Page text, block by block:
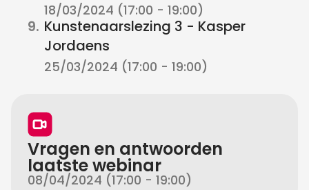
18/03/2024 (17:00 - 19:00)
9. Kunstenaarslezing 3 - Kasper
Jordaens
25/03/2024 (17:00 - 19:00)
Vragen en antwoorden
laatste webinar
08/04/2024 (17:00 - 19:00)